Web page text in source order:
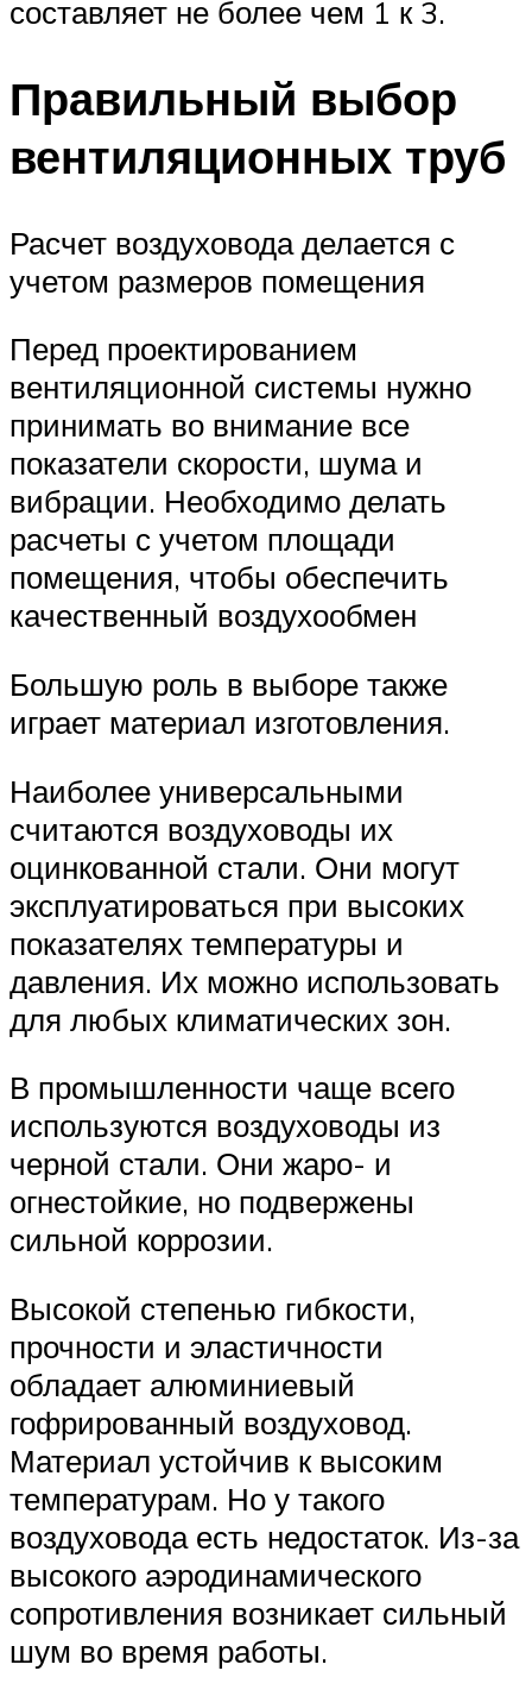
составляет не более чем 1 к 3.
Правильный выбор
вентиляционных труб
Расчет воздуховода делается с
учетом размеров помещения
Перед проектированием
вентиляционной системы нужно
принимать во внимание все
показатели скорости, шума и
вибрации. Необходимо делать
расчеты с учетом площади
помещения, чтобы обеспечить
качественный воздухообмен
Большую роль в выборе также
играет материал изготовления.
Наиболее универсальными
считаются воздуховоды их
оцинкованной стали. Они могут
эксплуатироваться при высоких
показателях температуры и
давления. Их можно использовать
для любых климатических зон.
В промышленности чаще всего
используются воздуховоды из
черной стали. Они жаро- и
огнестойкие, но подвержены
сильной коррозии.
Высокой степенью гибкости,
прочности и эластичности
обладает алюминиевый
гофрированный воздуховод.
Материал устойчив к высоким
температурам. Но у такого
воздуховода есть недостаток. Из-за
высокого аэродинамического
сопротивления возникает сильный
шум во время работы.